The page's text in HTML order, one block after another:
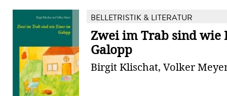
BELLETRISTIK & LITERATUR
Zwei im Trab sind wie
Galopp
Birgit Klischat, Volker